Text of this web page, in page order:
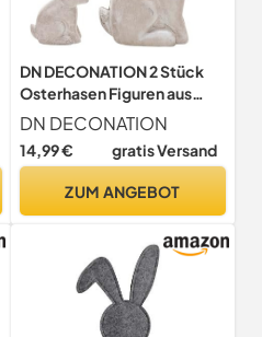
DN DECONATION 2 Stück
Osterhasen Figuren aus
Holz, Statische Hase Deko
für Ostern & Frühling,
Moderne Holzfiguren
Fensterbank, Geschenkset
DN DECONATION
14,99 € gratis Versand
ZUM ANGEBOT